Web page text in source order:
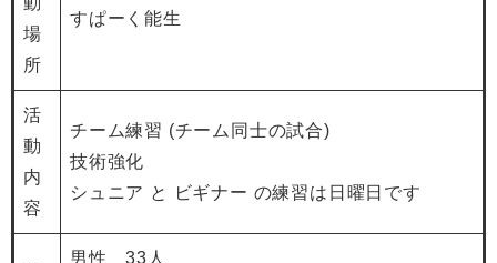
場
所
すぱーく能生
活
動
内
容
チーム練習 (チーム同士の試合)
技術強化
シュニア と ビギナー の練習は日曜日です
男性 33人